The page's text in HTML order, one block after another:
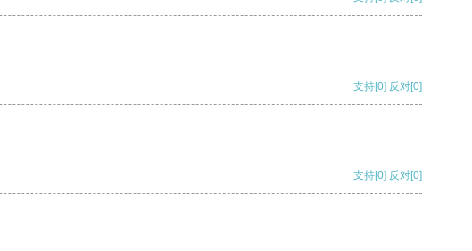
支持[0] 反对[0]
支持[0] 反对[0]